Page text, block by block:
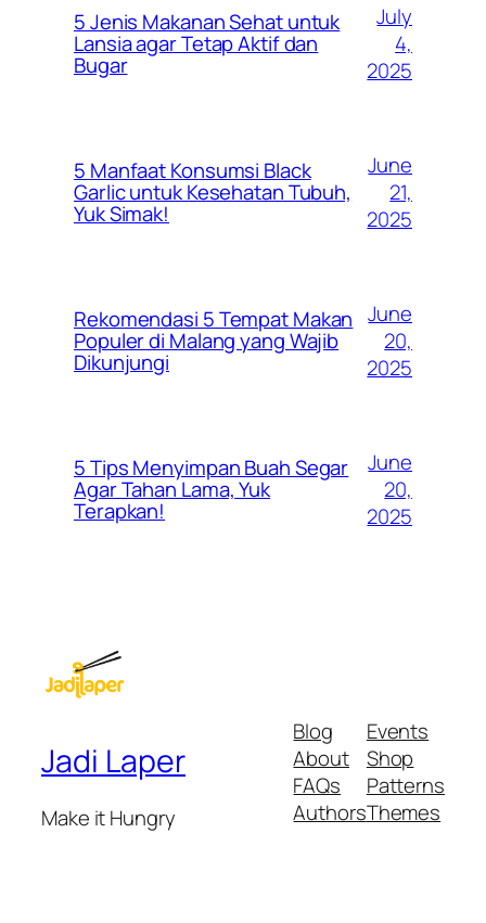
5 Jenis Makanan Sehat untuk
Lansia agar Tetap Aktif dan
Bugar
July
4,
2025
5 Manfaat Konsumsi Black
Garlic untuk Kesehatan Tubuh,
Yuk Simak!
June
21,
2025
Rekomendasi 5 Tempat Makan
Populer di Malang yang Wajib
Dikunjungi
June
20,
2025
5 Tips Menyimpan Buah Segar
Agar Tahan Lama, Yuk
Terapkan!
June
20,
2025
Jadi Laper
Make it Hungry
Blog
About
FAQs
Authors
Events
Shop
Patterns
Themes